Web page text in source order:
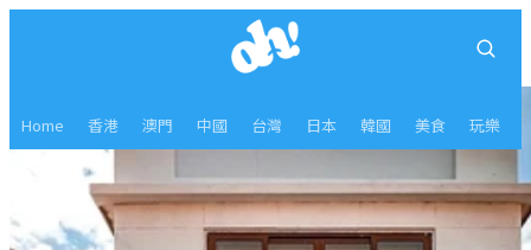
Home 香港 澳門 中國 台灣 日本 韓國 美食 玩樂